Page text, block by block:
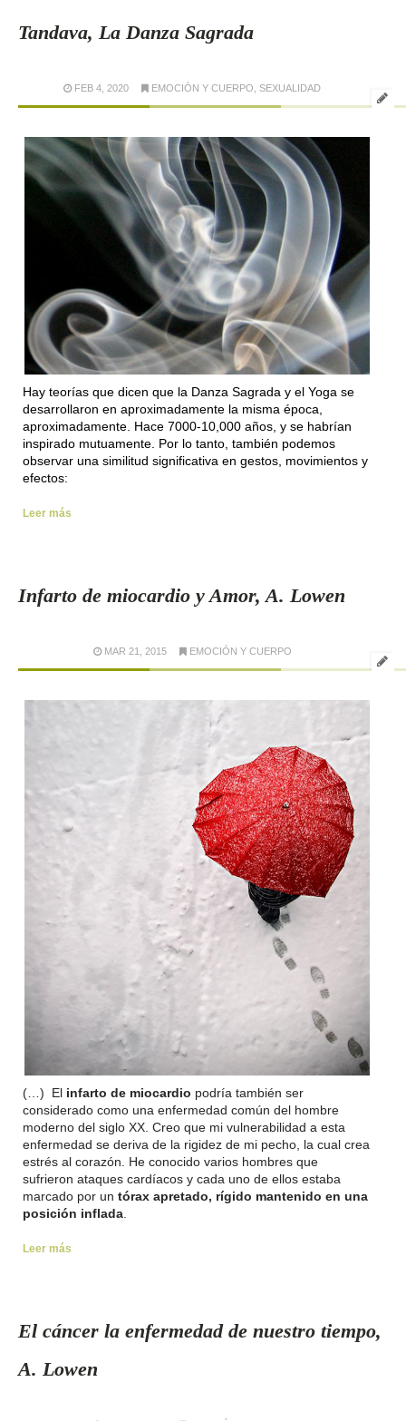
Tandava, La Danza Sagrada
FEB 4, 2020 EMOCIÓN Y CUERPO ,SEXUALIDAD
Hay teorías que dicen que la Danza Sagrada y el Yoga se
desarrollaron en aproximadamente la misma época,
aproximadamente. Hace 7000-10,000 años, y se habrían
inspirado mutuamente. Por lo tanto, también podemos
observar una similitud significativa en gestos, movimientos y
efectos:
Leer más
Infarto de miocardio y Amor, A. Lowen
MAR 21, 2015 EMOCIÓN Y CUERPO
(…) El infarto de miocardio podría también ser
considerado como una enfermedad común del hombre
moderno del siglo XX. Creo que mi vulnerabilidad a esta
enfermedad se deriva de la rigidez de mi pecho, la cual crea
estrés al corazón. He conocido varios hombres que
sufrieron ataques cardíacos y cada uno de ellos estaba
marcado por un tórax apretado, rígido mantenido en una
posición inflada.
Leer más
El cáncer la enfermedad de nuestro tiempo,
A. Lowen